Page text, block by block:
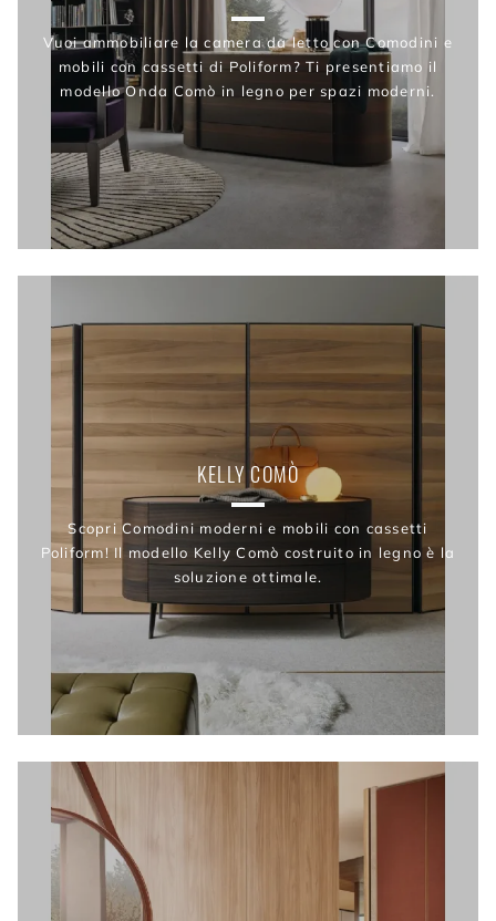
Vuoi ammobiliare la camera da letto con Comodini e
mobili con cassetti di Poliform? Ti presentiamo il
modello Onda Comò in legno per spazi moderni.
KELLY COMÒ
Scopri Comodini moderni e mobili con cassetti
Poliform! Il modello Kelly Comò costruito in legno è la
soluzione ottimale.